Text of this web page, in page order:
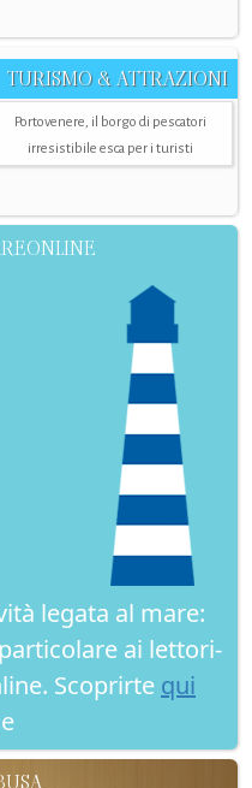
TURISMO & ATTRAZIONI
Portovenere, il borgo di pescatori
irresistibile esca per i turisti
legata al mare:
ai lettori-
Scoprirte qui